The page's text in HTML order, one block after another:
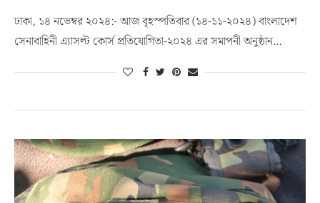
ঢাকা, ১৪ নভেম্বর ২০২৪:- আজ বৃহস্পতিবার (১৪-১১-২০২৪) বাংলাদেশ
সেনাবাহিনী এ্যাসল্ট কোর্স প্রতিযোগিতা-২০২৪ এর সমাপনী অনুষ্ঠান…